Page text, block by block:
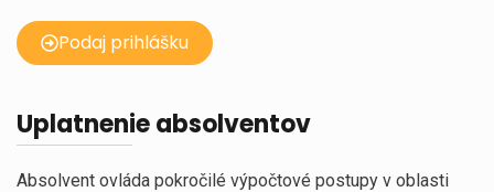
Podaj prihlášku
Uplatnenie absolventov
Absolvent ovláda pokročilé výpočtové postupy v oblasti